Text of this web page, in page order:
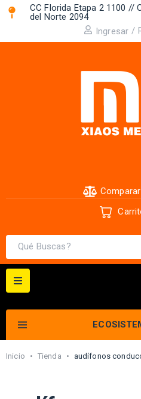
CC Florida Etapa 2 1100 //
del Norte 2094 ​
Ingresar /
Comparar
Inicio • Tienda • audífonos